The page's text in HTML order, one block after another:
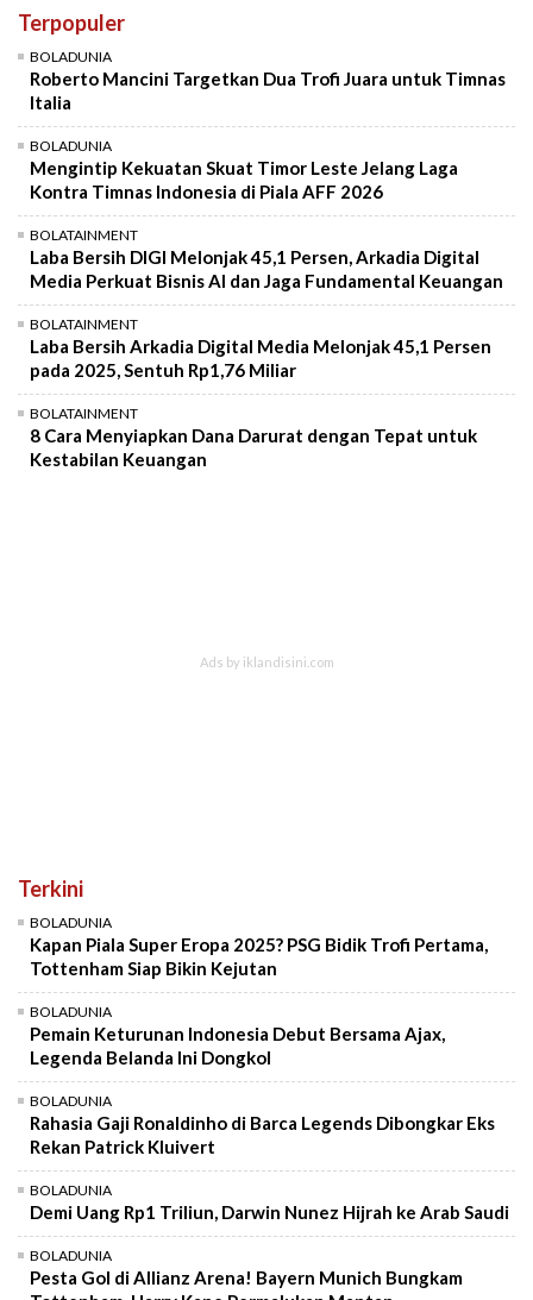
Terpopuler
BOLADUNIA
Roberto Mancini Targetkan Dua Trofi Juara untuk Timnas
Italia
BOLADUNIA
Mengintip Kekuatan Skuat Timor Leste Jelang Laga
Kontra Timnas Indonesia di Piala AFF 2026
BOLATAINMENT
Laba Bersih DIGI Melonjak 45,1 Persen, Arkadia Digital
Media Perkuat Bisnis AI dan Jaga Fundamental Keuangan
BOLATAINMENT
Laba Bersih Arkadia Digital Media Melonjak 45,1 Persen
pada 2025, Sentuh Rp1,76 Miliar
BOLATAINMENT
8 Cara Menyiapkan Dana Darurat dengan Tepat untuk
Kestabilan Keuangan
Terkini
BOLADUNIA
Kapan Piala Super Eropa 2025? PSG Bidik Trofi Pertama,
Tottenham Siap Bikin Kejutan
BOLADUNIA
Pemain Keturunan Indonesia Debut Bersama Ajax,
Legenda Belanda Ini Dongkol
BOLADUNIA
Rahasia Gaji Ronaldinho di Barca Legends Dibongkar Eks
Rekan Patrick Kluivert
BOLADUNIA
Demi Uang Rp1 Triliun, Darwin Nunez Hijrah ke Arab Saudi
BOLADUNIA
Pesta Gol di Allianz Arena! Bayern Munich Bungkam